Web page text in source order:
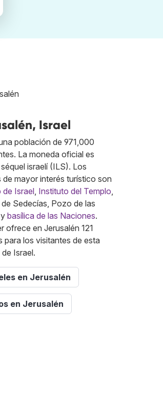
Israel
población de 971,000
La moneda oficial es
israelí (ILS). Los
de mayor interés turístico son
de Israel, Instituto del Templo,
Sedecías, Pozo de las
basílica de las Naciones.
ofrece en Jerusalén 121
para los visitantes de esta
Israel.
en Jerusalén
en Jerusalén